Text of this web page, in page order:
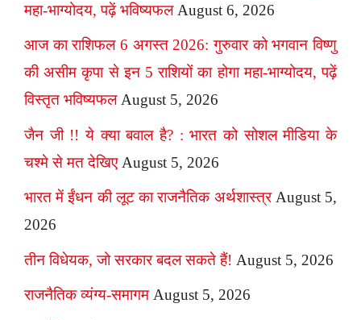
महा-भाग्योदय, पढ़ें भविष्यफल August 6, 2026
आज का राशिफल 6 अगस्त 2026: गुरुवार को भगवान विष्णु
की असीम कृपा से इन 5 राशियों का होगा महा-भाग्योदय, पढ़ें
विस्तृत भविष्यफल August 5, 2026
जैन जी !! ये क्या बवाल है? : भारत को सोशल मीडिया के
चश्मे से मत देखिए August 5, 2026
भारत में ईंधन की लूट का राजनैतिक अर्थशास्त्र August 5,
2026
तीन विधेयक, जो सरकार बदल सकते हैं! August 5, 2026
राजनैतिक व्यंग्य-समागम August 5, 2026